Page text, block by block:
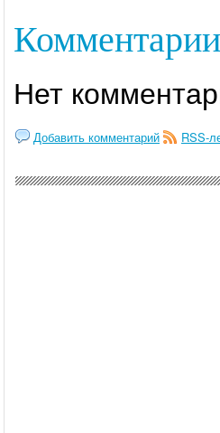
Нет
Добавить комментарий RSS-